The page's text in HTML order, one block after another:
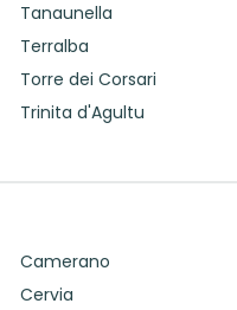
Tanaunella
Terralba
Torre dei Corsari
Trinita d'Agultu
Camerano
Cervia